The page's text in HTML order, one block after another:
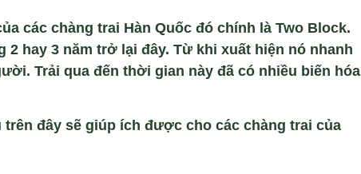
các chàng trai Hàn Quốc đó chính là Two Block.
hay 3 năm trở lại đây. Từ khi xuất hiện nó nhanh
Trải qua đến thời gian này đã có nhiều biến hóa
đây sẽ giúp ích được cho các chàng trai của